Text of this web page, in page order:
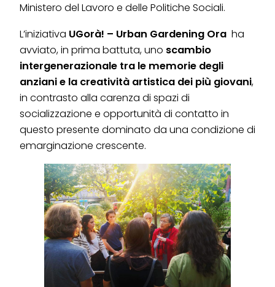
Ministero del Lavoro e delle Politiche Sociali.
L’iniziativa UGorà! – Urban Gardening Ora ha
avviato, in prima battuta, uno scambio
intergenerazionale tra le memorie degli
anziani e la creatività artistica dei più giovani,
in contrasto alla carenza di spazi di
socializzazione e opportunità di contatto in
questo presente dominato da una condizione di
emarginazione crescente.